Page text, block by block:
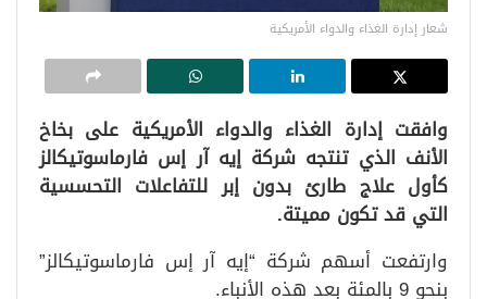
شعار إدارة الغذاء والدواء الأمريكية
وافقت إدارة الغذاء والدواء الأمريكية على بخاخ
الأنف الذي تنتجه شركة إيه آر إس فارماسوتيكالز
كأول علاج طارئ بدون إبر للتفاعلات التحسسية
التي قد تكون مميتة.
وارتفعت أسهم شركة “إيه آر إس فارماسوتيكالز”
بنحو 9 بالمئة بعد هذه الأنباء.